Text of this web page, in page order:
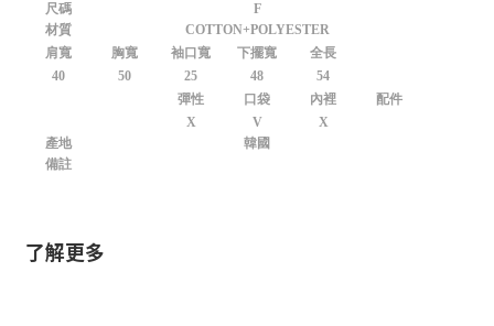
尺碼
F
材質
COTTON+POLYESTER
肩寬
胸寬 袖口寬 下擺寬
全長
40
50 25 48
54
彈性
口袋 內裡
配件
X
V
X
產地
韓國
備註
了解更多